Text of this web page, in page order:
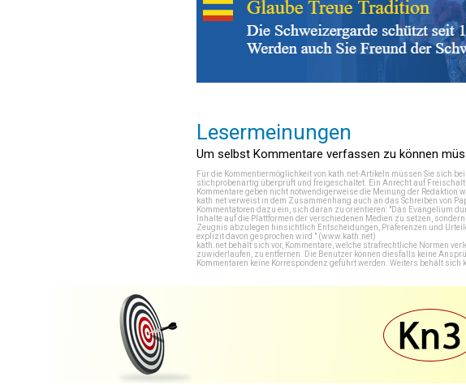
Lesermeinungen
Um selbst Kommentare verfassen zu können
Für die Kommentiermöglichkeit von kath.net-Artikeln müssen Sie sich bei
stichprobenartig überprüft und freigeschaltet. Ein Anrecht auf
Kommentare geben nicht notwendigerweise die Meinung der Redaktion
kath.net verweist in dem Zusammenhang auch an das Schreiben von
Kommentatoren dazu ein, sich daran zu orientieren: "Das Evangelium
Inhalte auf die Plattformen der verschiedenen Medien zu setzen,
Zeugnis abzulegen hinsichtlich Entscheidungen, Präferenzen und
explizit davon gesprochen wird." (www.kath.net)
kath.net behält sich vor, Kommentare, welche strafrechtliche Normen
zuwiderlaufen, zu entfernen. Die Benutzer können diesfalls keine
Kommentaren keine Korrespondenz geführt werden. Weiters behält